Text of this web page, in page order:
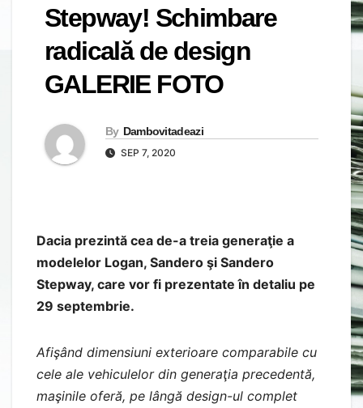
Stepway! Schimbare
radicală de design
GALERIE FOTO
By Dambovitadeazi
SEP 7, 2020
Dacia prezintă cea de-a treia generaţie a
modelelor Logan, Sandero şi Sandero
Stepway, care vor fi prezentate în detaliu pe
29 septembrie.
Afişând dimensiuni exterioare comparabile cu
cele ale vehiculelor din generaţia precedentă,
maşinile oferă, pe lângă design-ul complet